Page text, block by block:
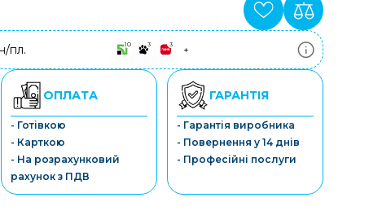
пл. 10 3 3 +
3-10 платежів, кредит 0.01%
Монобанк
3-7 платежів, кредит 0.01%
ПУМБ
3-10 платежів, кредит 0.01%
3-10 платежів, кредит 0.01%
3-10 платежів, кредит 0.01%
Sens-Банк
ОПЛАТА
- Готівкою
- Карткою
- На розрахунковий
рахунок з ПДВ
ГАРАНТІЯ
- Гарантія виробника
- Повернення у 14 днів
- Професійні послуги